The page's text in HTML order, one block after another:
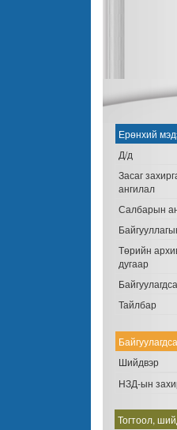
Ерөнхий
Д/д
Засаг
ангилал
Салбарын
Төрийн
дугаар
Тайлбар
Шийдвэр
НЗД-ын
Тогтоол,